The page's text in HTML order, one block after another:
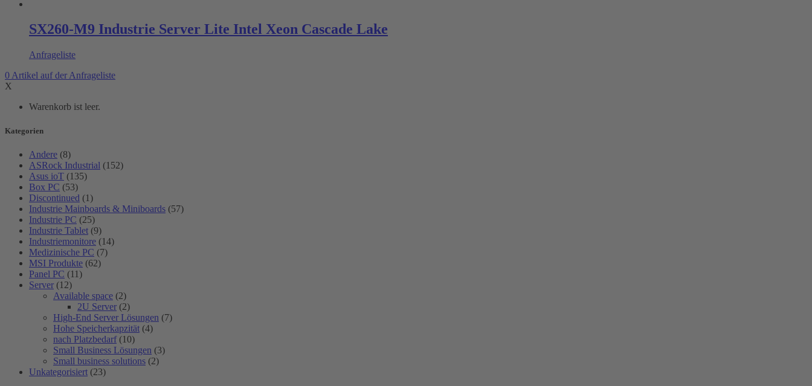
SX260-M9 Industrie Server Lite Intel Xeon Cascade Lake
Anfrageliste
0 Artikel auf der Anfrageliste
X
Warenkorb ist leer.
Kategorien
Andere (8)
ASRock Industrial (152)
Asus ioT (135)
Box PC (53)
Discontinued (1)
Industrie Mainboards & Miniboards (57)
Industrie PC (25)
Industrie Tablet (9)
Industriemonitore (14)
Medizinische PC (7)
MSI Produkte (62)
Panel PC (11)
Server (12)
Available space (2)
2U Server (2)
High-End Server Lösungen (7)
Hohe Speicherkapzität (4)
nach Platzbedarf (10)
Small Business Lösungen (3)
Small business solutions (2)
Unkategorisiert (23)